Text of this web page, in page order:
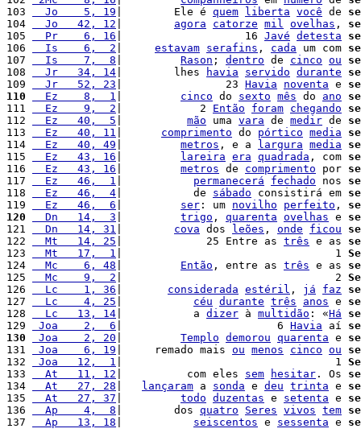
103
  Jo    5, 19
|        Ele é quem liberta você de
104
  Jo   42, 12
agora catorze mil ovelhas ,
105
  Pr    6, 16
|                   16 Javé detesta
106
  Is    6,  2
estavam serafins , cada um com
107
  Is    7,  8
Rason ; dentro de cinco ou
108
  Jr   34, 14
|        lhes havia servido durante
109
  Jr   52, 23
|                23 Havia noventa e
110
  Ez    8,  1
cinco do sexto mês do ano
111
  Ez    9,  2
|            2 Então foram chegando
112
  Ez   40,  5
mão uma vara de medir de
113
  Ez   40, 11
comprimento do pórtico media
114
  Ez   40, 49
metros , e a largura media
115
  Ez   43, 16
lareira era quadrada , com
116
  Ez   43, 16
metros de comprimento por
117
  Ez   46,  1
permanecerá fechado nos
118
  Ez   46,  4
|           de sábado consistirá em
119
  Ez   46,  6
ser : um novilho perfeito ,
120
  Dn   14,  3
trigo , quarenta ovelhas e
121
  Dn   14, 31
cova dos leões , onde ficou
122
  Mt   14, 25
|             25 Entre as três e as
123
  Mt   17,  1
|                                 1
124
  Mc    6, 48
Então , entre as três e as
125
  Mc    9,  2
|                                 2
126
  Lc    1, 36
considerada estéril , já faz
127
  Lc    4, 25
céu durante três anos e
128
  Lc   13, 14
|           a dizer à multidão : «Há
129
Joa    2,  6 |                        6 Havia aí
130
Joa    2, 20 Templo demorou quarenta e
131
Joa    6, 19 |     remado mais ou menos cinco ou
132
Joa   12,  1 |                                 1
133
  At   11, 12
|          com eles sem hesitar . Os
134
  At   27, 28
lançaram a sonda e deu trinta e
135
  At   27, 37
todo duzentas e setenta e
136
  Ap    4,  8
|        dos quatro Seres vivos tem
137
  Ap   13, 18
seiscentos e sessenta e